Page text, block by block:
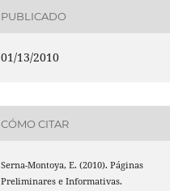
PUBLICADO
01/13/2010
CÓMO CITAR
Serna-Montoya, E. (2010). Páginas
Preliminares e Informativas.